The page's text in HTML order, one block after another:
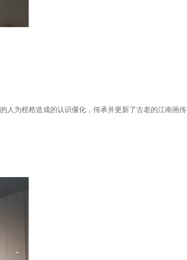
人为桎梏造成的认识僵化，传承并更新了古老的江南画传